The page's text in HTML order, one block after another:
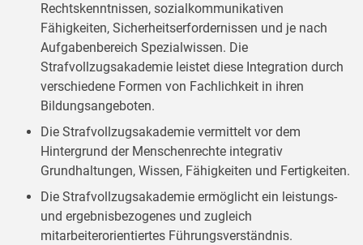
Rechtskenntnissen, sozialkommunikativen
Fähigkeiten, Sicherheitserfordernissen und je nach
Aufgabenbereich Spezialwissen. Die
Strafvollzugsakademie leistet diese Integration durch
verschiedene Formen von Fachlichkeit in ihren
Bildungsangeboten.
Die Strafvollzugsakademie vermittelt vor dem
Hintergrund der Menschenrechte integrativ
Grundhaltungen, Wissen, Fähigkeiten und Fertigkeiten.
Die Strafvollzugsakademie ermöglicht ein leistungs-
und ergebnisbezogenes und zugleich
mitarbeiterorientiertes Führungsverständnis.